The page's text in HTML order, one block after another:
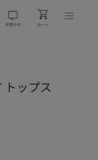
トップス